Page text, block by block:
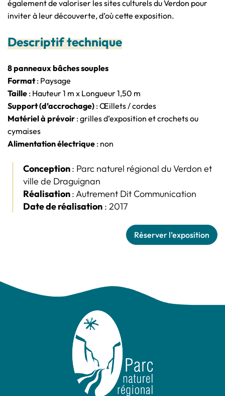
également de valoriser les sites culturels du Verdon pour
inviter à leur découverte, d’où cette exposition.
Descriptif technique
8 panneaux bâches souples
Format: Paysage
Taille : Hauteur 1 m x Longueur 1,50 m
Support (d’accrochage) : Œillets / cordes
Matériel à prévoir : grilles d’exposition et crochets ou
cymaises
Alimentation électrique : non
Conception: Parc naturel régional du Verdon et
ville de Draguignan
Réalisation: Autrement Dit Communication
Date de réalisation : 2017
Réserver l’exposition